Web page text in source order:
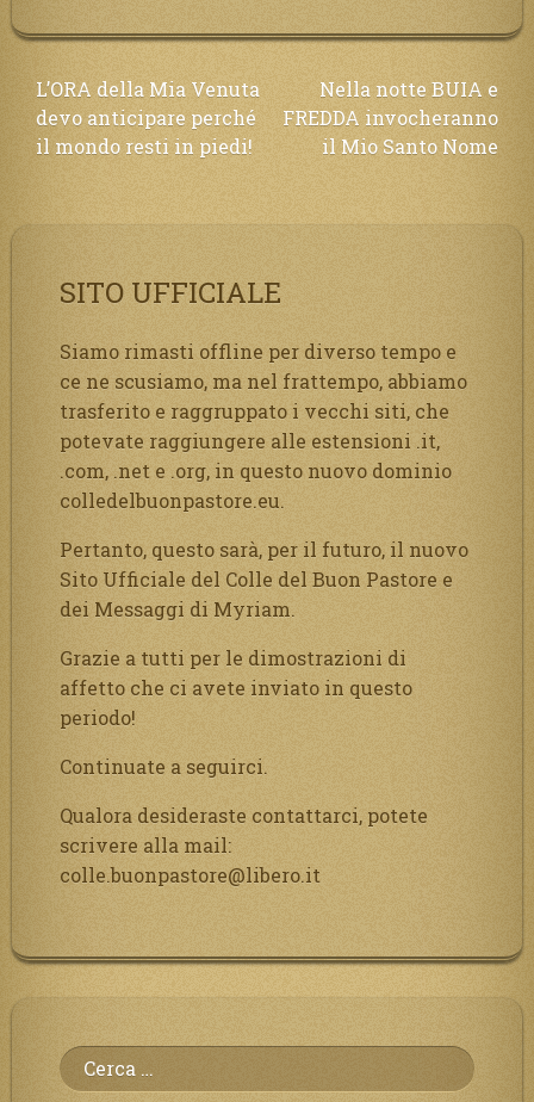
Navigazione
articoli
L’ORA della Mia Venuta
devo anticipare perché
il mondo resti in piedi!
Nella notte BUIA e
FREDDA invocheranno
il Mio Santo Nome
SITO UFFICIALE
Siamo rimasti offline per diverso tempo e
ce ne scusiamo, ma nel frattempo, abbiamo
trasferito e raggruppato i vecchi siti, che
potevate raggiungere alle estensioni .it,
.com, .net e .org, in questo nuovo dominio
colledelbuonpastore.eu.
Pertanto, questo sarà, per il futuro, il nuovo
Sito Ufficiale del Colle del Buon Pastore e
dei Messaggi di Myriam.
Grazie a tutti per le dimostrazioni di
affetto che ci avete inviato in questo
periodo!
Continuate a seguirci.
Qualora desideraste contattarci, potete
scrivere alla mail:
colle.buonpastore@libero.it
Ricerca
per: